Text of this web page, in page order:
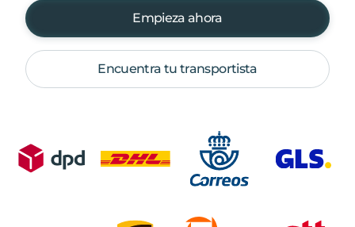
Empieza ahora
Encuentra tu transportista